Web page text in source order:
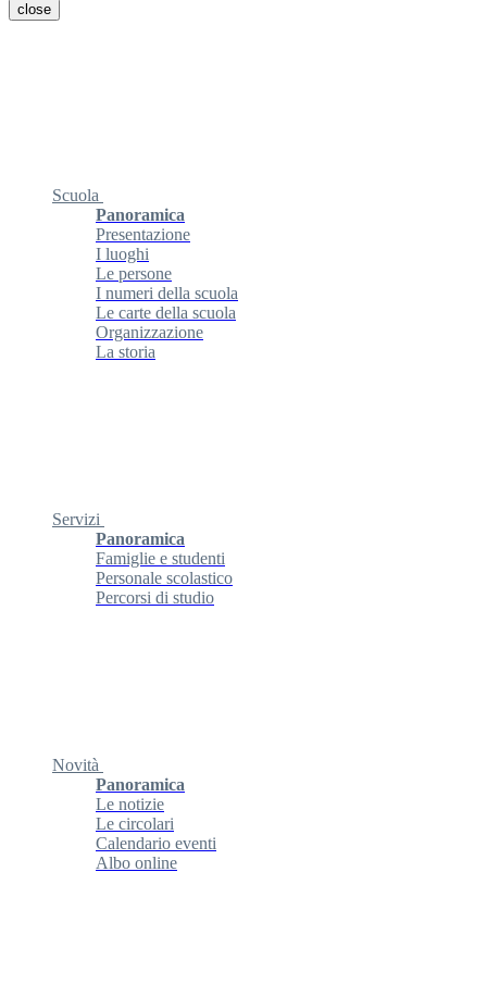
close
Scuola
Panoramica
Presentazione
I luoghi
Le persone
I numeri della scuola
Le carte della scuola
Organizzazione
La storia
Servizi
Panoramica
Famiglie e studenti
Personale scolastico
Percorsi di studio
Novità
Panoramica
Le notizie
Le circolari
Calendario eventi
Albo online